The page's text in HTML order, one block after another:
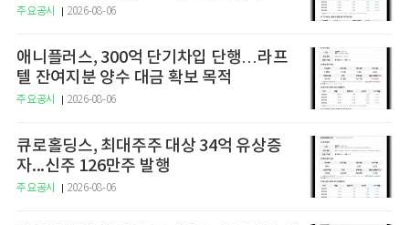
주요공시 2026-08-06
애니플러스, 300억 단기차입 단행…라프
텔 잔여지분 양수 대금 확보 목적
주요공시 2026-08-06
큐로홀딩스, 최대주주 대상 34억 유상증
자...신주 126만주 발행
주요공시 2026-08-06